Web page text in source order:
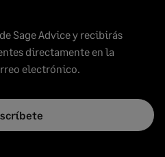
Sage Advice y recibirás
directamente en la
electrónico.